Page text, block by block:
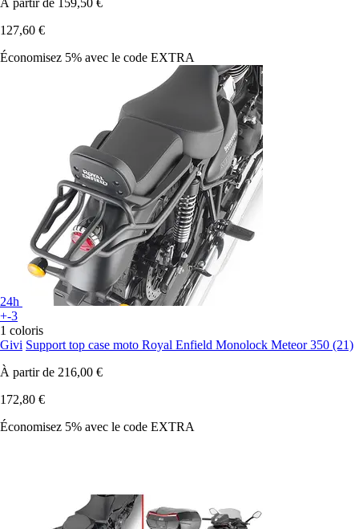
127,60 €
Économisez 5% avec le code EXTRA
24h
+-3
1 coloris
Givi Support top case moto Royal Enfield Monolock Meteor 350 (21)
À partir de 216,00 €
172,80 €
Économisez 5% avec le code EXTRA